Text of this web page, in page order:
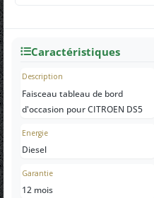
Caractéristiques
Description
Faisceau tableau de bord
d'occasion pour CITROEN DS5
Energie
Diesel
Garantie
12 mois